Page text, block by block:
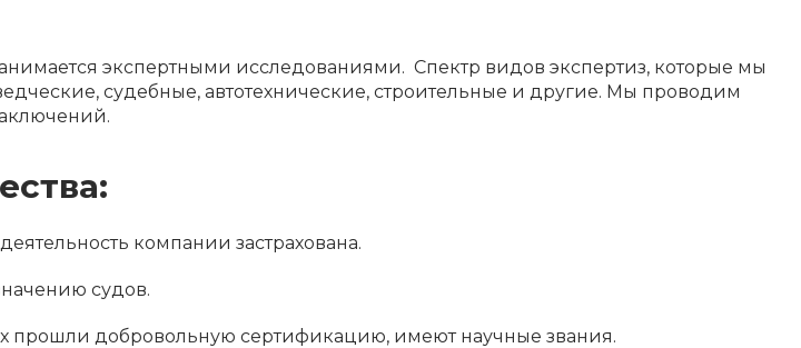
экспертными исследованиями. Спектр видов экспертиз, которые мы
судебные, автотехнические, строительные и другие. Мы проводим
компании застрахована.
судов.
прошли добровольную сертификацию, имеют научные звания.